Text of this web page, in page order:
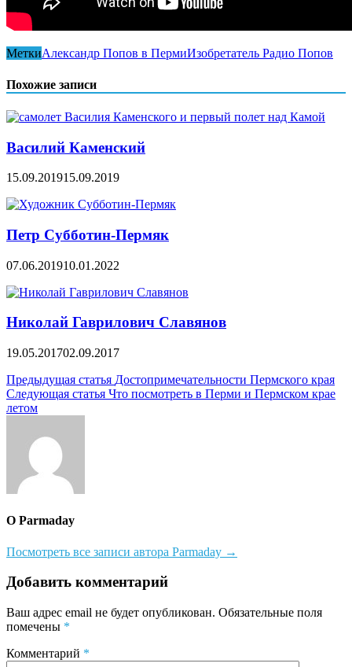
МеткиАлександр Попов в ПермиИзобретатель Радио Попов
Похожие записи
Василий Каменский
15.09.201915.09.2019
Петр Субботин-Пермяк
07.06.201910.01.2022
Николай Гаврилович Славянов
19.05.201702.09.2017
Навигация
по
Предыдущая статья Достопримечательности Пермского края
Следующая статья Что посмотреть в Перми и Пермском крае
летом
О Parmaday
Посмотреть все записи автора Parmaday →
Добавить комментарий
Ваш адрес email не будет опубликован. Обязательные поля
помечены *
Комментарий *